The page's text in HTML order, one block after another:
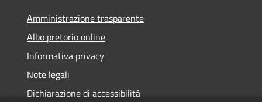
Amministrazione trasparente
Albo pretorio online
Informativa privacy
Note legali
Dichiarazione di accessibilità